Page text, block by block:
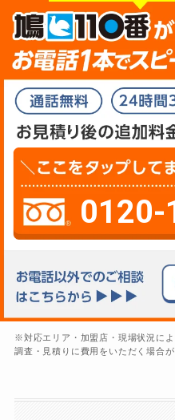
0120-
※対応エリア・加盟店・現場状況に
調査・見積りに費用をいただく場合が